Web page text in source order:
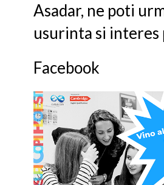
Asadar, ne poti
usurinta si interes
Facebook